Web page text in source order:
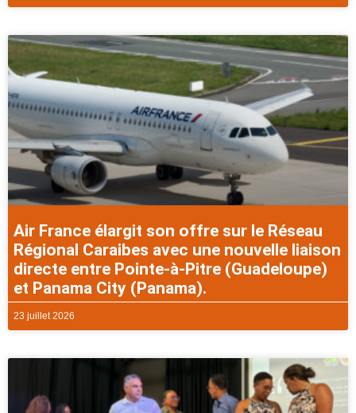
Air France élargit son offre sur le Réseau
Régional Caraibes avec une nouvelle liaison
directe entre Pointe-à-Pitre (Guadeloupe)
et Panama City (Panama).
23 juillet 2026